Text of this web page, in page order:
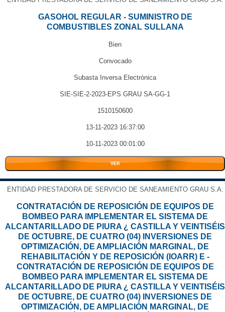
GASOHOL REGULAR - SUMINISTRO DE
COMBUSTIBLES ZONAL SULLANA
Bien
Convocado
Subasta Inversa Electrónica
SIE-SIE-2-2023-EPS GRAU SA-GG-1
1510150600
13-11-2023 16:37:00
10-11-2023 00:01:00
VER
ENTIDAD PRESTADORA DE SERVICIO DE SANEAMIENTO GRAU S.A.
CONTRATACIÓN DE REPOSICIÓN DE EQUIPOS DE
BOMBEO PARA IMPLEMENTAR EL SISTEMA DE
ALCANTARILLADO DE PIURA ¿ CASTILLA Y VEINTISÉIS
DE OCTUBRE, DE CUATRO (04) INVERSIONES DE
OPTIMIZACIÓN, DE AMPLIACIÓN MARGINAL, DE
REHABILITACIÓN Y DE REPOSICIÓN (IOARR) E -
CONTRATACIÓN DE REPOSICIÓN DE EQUIPOS DE
BOMBEO PARA IMPLEMENTAR EL SISTEMA DE
ALCANTARILLADO DE PIURA ¿ CASTILLA Y VEINTISÉIS
DE OCTUBRE, DE CUATRO (04) INVERSIONES DE
OPTIMIZACIÓN, DE AMPLIACIÓN MARGINAL, DE